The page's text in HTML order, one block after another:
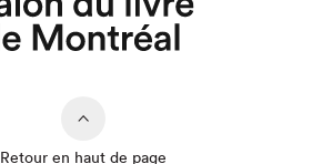
Retour en haut de page